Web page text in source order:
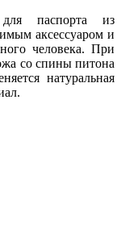
паспорта из
аксессуаром и
человека. При
со спины питона
натуральная